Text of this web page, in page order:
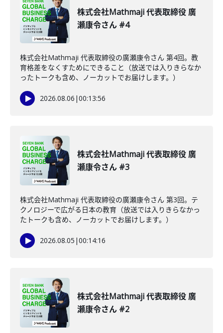
株式会社Mathmaji 代表取締役 廣
瀬康令さん #4
株式会社Mathmaji 代表取締役の廣瀬康令さん 第4回。教
育格差をなくすためにできること（放送では入りきらなか
ったトークも含め、ノーカットでお届けします。）
2026.08.06 |00:13:56
株式会社Mathmaji 代表取締役 廣
瀬康令さん #3
株式会社Mathmaji 代表取締役の廣瀬康令さん 第3回。テ
クノロジーで広がる日本の教育（放送では入りきらなかっ
たトークも含め、ノーカットでお届けします。）
2026.08.05 |00:14:16
株式会社Mathmaji 代表取締役 廣
瀬康令さん #2